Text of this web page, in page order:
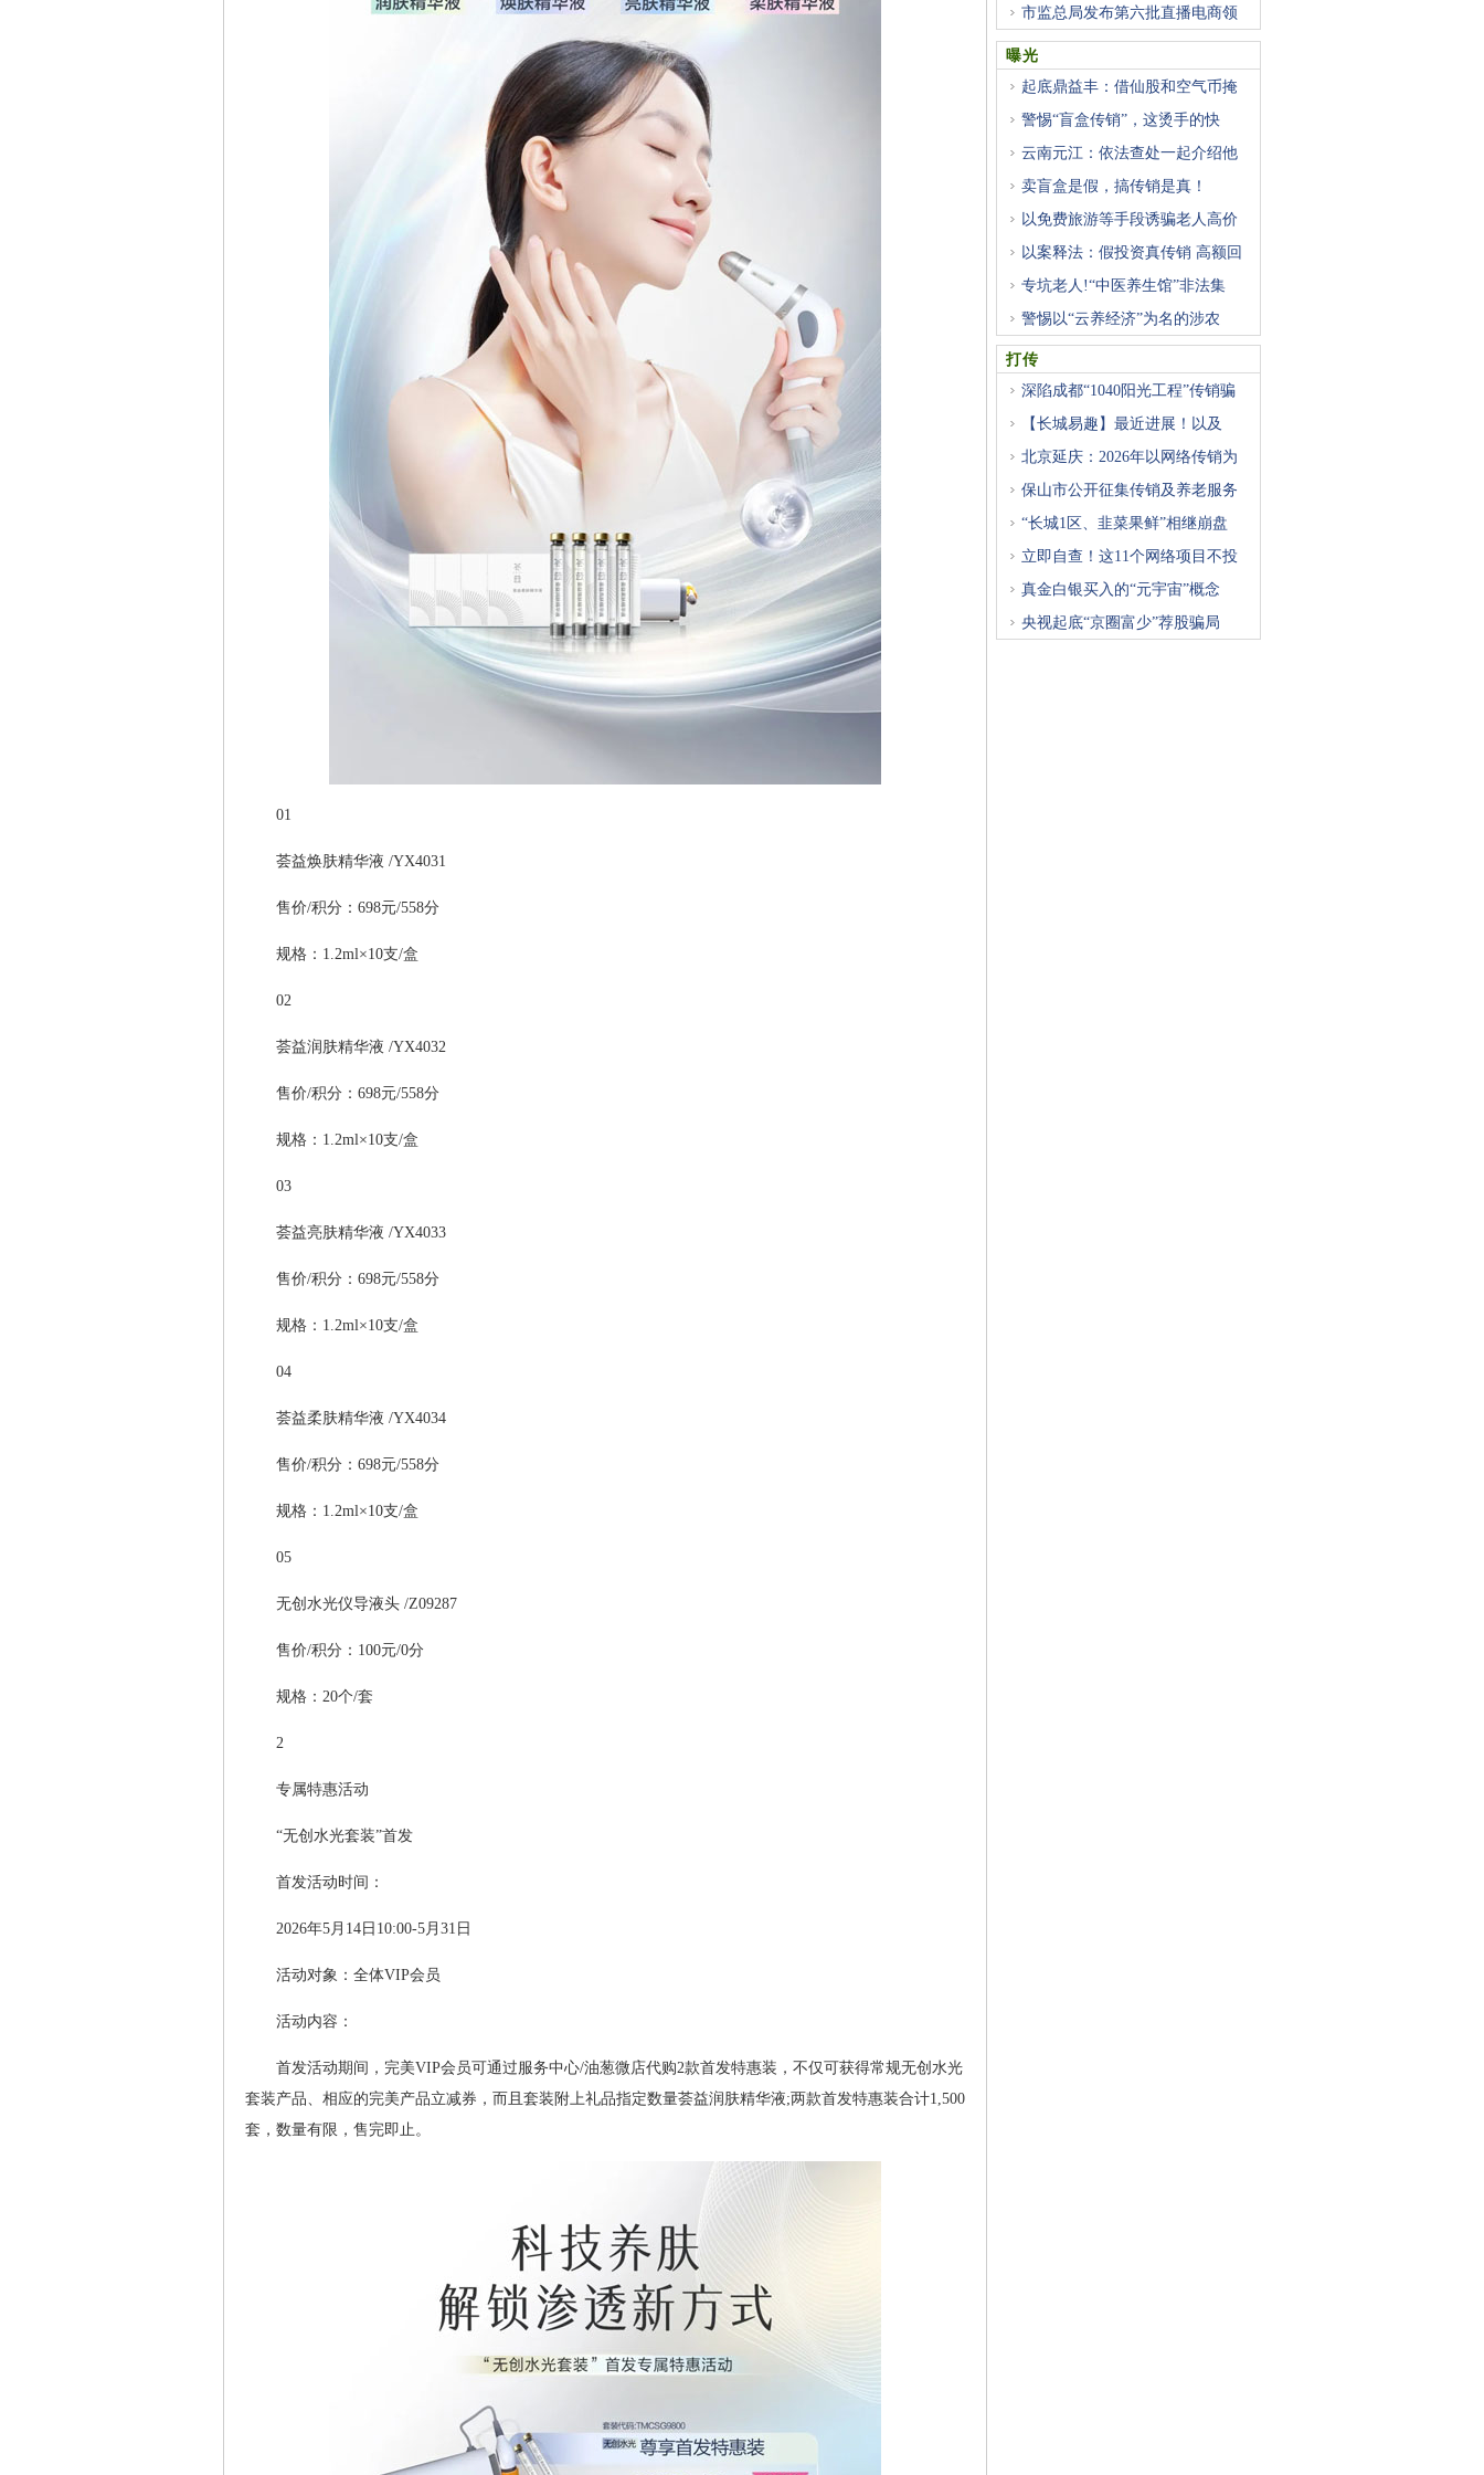
01
荟益焕肤精华液 /YX4031
售价/积分：698元/558分
规格：1.2ml×10支/盒
02
荟益润肤精华液 /YX4032
售价/积分：698元/558分
规格：1.2ml×10支/盒
03
荟益亮肤精华液 /YX4033
售价/积分：698元/558分
规格：1.2ml×10支/盒
04
荟益柔肤精华液 /YX4034
售价/积分：698元/558分
规格：1.2ml×10支/盒
05
无创水光仪导液头 /Z09287
售价/积分：100元/0分
规格：20个/套
2
专属特惠活动
“无创水光套装”首发
首发活动时间：
2026年5月14日10:00-5月31日
活动对象：全体VIP会员
活动内容：
首发活动期间，完美VIP会员可通过服务中心/油葱微店代购2款首发特惠装，不仅可获得常规无创水光
套装产品、相应的完美产品立减券，而且套装附上礼品指定数量荟益润肤精华液;两款首发特惠装合计1,500
套，数量有限，售完即止。
市监总局发布第六批直播电商领
曝光
起底鼎益丰：借仙股和空气币掩
警惕“盲盒传销”，这烫手的快
云南元江：依法查处一起介绍他
卖盲盒是假，搞传销是真！
以免费旅游等手段诱骗老人高价
以案释法：假投资真传销 高额回
专坑老人!“中医养生馆”非法集
警惕以“云养经济”为名的涉农
打传
深陷成都“1040阳光工程”传销骗
【长城易趣】最近进展！以及
北京延庆：2026年以网络传销为
保山市公开征集传销及养老服务
“长城1区、韭菜果鲜”相继崩盘
立即自查！这11个网络项目不投
真金白银买入的“元宇宙”概念
央视起底“京圈富少”荐股骗局